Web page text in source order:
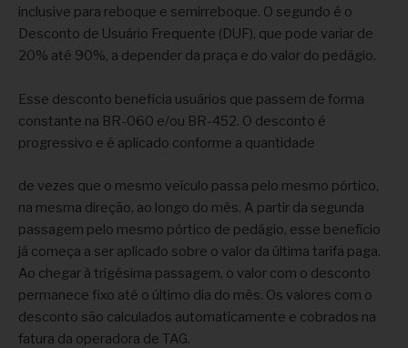
inclusive para reboque e semirreboque. O segundo é o
Desconto de Usuário Frequente (DUF), que pode variar de
20% até 90%, a depender da praça e do valor do pedágio.
Esse desconto beneficia usuários que passem de forma
constante na BR-060 e/ou BR-452. O desconto é
progressivo e é aplicado conforme a quantidade
de vezes que o mesmo veículo passa pelo mesmo pórtico,
na mesma direção, ao longo do mês. A partir da segunda
passagem pelo mesmo pórtico de pedágio, esse benefício
já começa a ser aplicado sobre o valor da última tarifa paga.
Ao chegar à trigésima passagem, o valor com o desconto
permanece fixo até o último dia do mês. Os valores com o
desconto são calculados automaticamente e cobrados na
fatura da operadora de TAG.